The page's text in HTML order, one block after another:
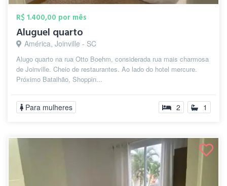
R$ 1.400,00 por mês
Aluguel quarto
América, Joinville - SC
Alugo quarto na rua Otto Boehm, considerada rua mais charmosa
de Joinville. Cheio de restaurantes. Ao lado do hotel mercure.
Próximo Batalhão, Shoppin...
Para mulheres 2 1